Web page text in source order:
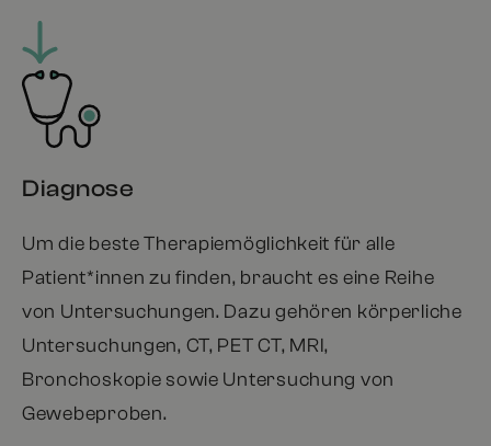
Diagnose
Um die beste Therapiemöglichkeit für alle
Patient*innen zu finden, braucht es eine Reihe
von Untersuchungen. Dazu gehören körperliche
Untersuchungen, CT, PET CT, MRI,
Bronchoskopie sowie Untersuchung von
Gewebeproben.